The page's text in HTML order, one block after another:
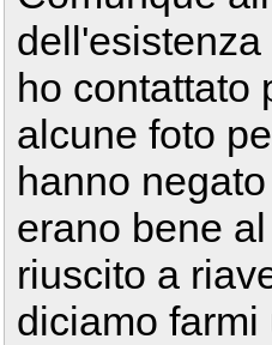
ho contattato
alcune foto
hanno
erano bene
riuscito a
diciamo